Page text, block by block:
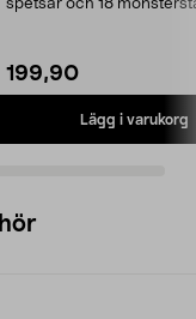
spetsar och 18
199,90
Lägg i varukorg